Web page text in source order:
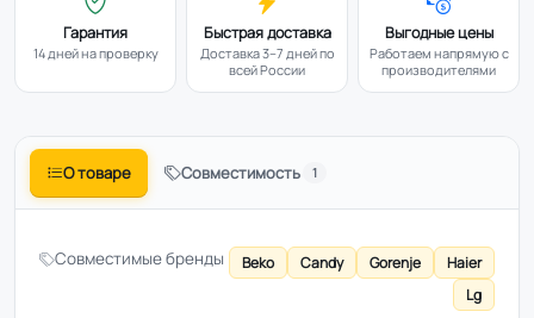
Гарантия
14 дней на проверку
Быстрая доставка
Доставка 3–7 дней по
всей России
Выгодные цены
Работаем напрямую с
производителями
О товаре Совместимость 1
Совместимые бренды Beko Candy Gorenje
Haier
Lg